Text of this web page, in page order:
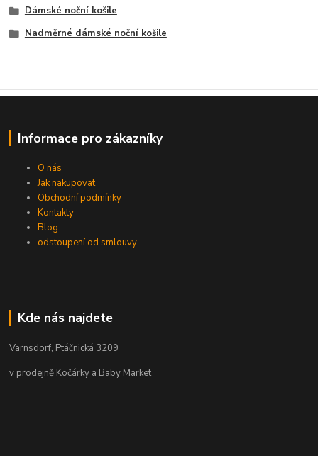
Dámské noční košile
Nadměrné dámské noční košile
Informace pro zákazníky
O nás
Jak nakupovat
Obchodní podmínky
Kontakty
Blog
odstoupení od smlouvy
Kde nás najdete
Varnsdorf, Ptáčnická 3209
v prodejně Kočárky a Baby Market